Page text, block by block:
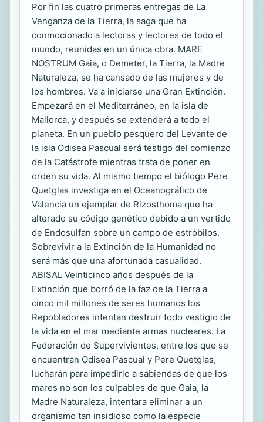
Por fin las cuatro primeras entregas de La
Venganza de la Tierra, la saga que ha
conmocionado a lectoras y lectores de todo el
mundo, reunidas en un única obra. MARE
NOSTRUM Gaia, o Demeter, la Tierra, la Madre
Naturaleza, se ha cansado de las mujeres y de
los hombres. Va a iniciarse una Gran Extinción.
Empezará en el Mediterráneo, en la isla de
Mallorca, y después se extenderá a todo el
planeta. En un pueblo pesquero del Levante de
la isla Odisea Pascual será testigo del comienzo
de la Catástrofe mientras trata de poner en
orden su vida. Al mismo tiempo el biólogo Pere
Quetglas investiga en el Oceanográfico de
Valencia un ejemplar de Rizosthoma que ha
alterado su código genético debido a un vertido
de Endosulfan sobre un campo de estróbilos.
Sobrevivir a la Extinción de la Humanidad no
será más que una afortunada casualidad.
ABISAL Veinticinco años después de la
Extinción que borró de la faz de la Tierra a
cinco mil millones de seres humanos los
Repobladores intentan destruir todo vestigio de
la vida en el mar mediante armas nucleares. La
Federación de Supervivientes, entre los que se
encuentran Odisea Pascual y Pere Quetglas,
lucharán para impedirlo a sabiendas de que los
mares no son los culpables de que Gaia, la
Madre Naturaleza, intentara eliminar a un
organismo tan insidioso como la especie